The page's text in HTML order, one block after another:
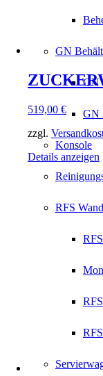
GN
GN
GN
Konsole
RFS
519,00 €
zzgl.
Details anzeigen